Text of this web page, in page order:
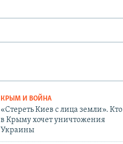
КРЫМ И ВОЙНА
«Стереть Киев с лица земли». Кто
в Крыму хочет уничтожения
Украины